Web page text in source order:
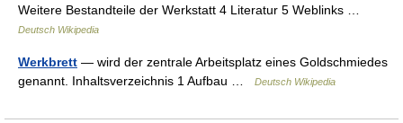
Weitere Bestandteile der Werkstatt 4 Literatur 5 Weblinks …
Deutsch Wikipedia
Werkbrett — wird der zentrale Arbeitsplatz eines Goldschmiedes
genannt. Inhaltsverzeichnis 1 Aufbau …
Deutsch Wikipedia